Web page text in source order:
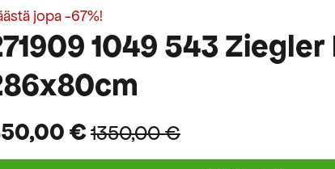
jopa -67%!
1049 543
1350,00€
€